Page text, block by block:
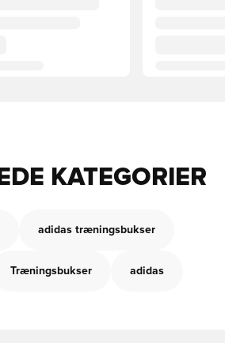
KATEGORIER
adidas træningsbukser
Træningsbukser adidas